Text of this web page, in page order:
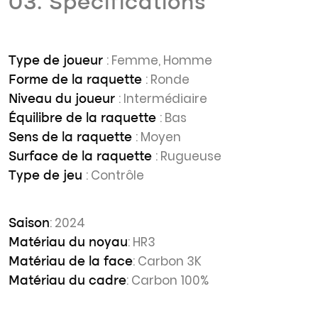
Type de joueur : Femme, Homme
Forme de la raquette : Ronde
Niveau du joueur : Intermédiaire
Équilibre de la raquette : Bas
Sens de la raquette : Moyen
Surface de la raquette : Rugueuse
Type de jeu : Contrôle
Saison: 2024
Matériau du noyau: HR3
Matériau de la face: Carbon 3K
Matériau du cadre: Carbon 100%